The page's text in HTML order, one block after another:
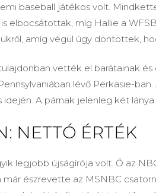
baseball játékos volt.
elbocsátottak, míg Hallie a
amíg végül úgy döntöttek,
vették el barátainak és
lévő Perkasie-
A párnak jelenleg két lánya
NETTÓ ÉRTÉK
legjobb újságírója volt. Ő az
észrevette az MSNBC